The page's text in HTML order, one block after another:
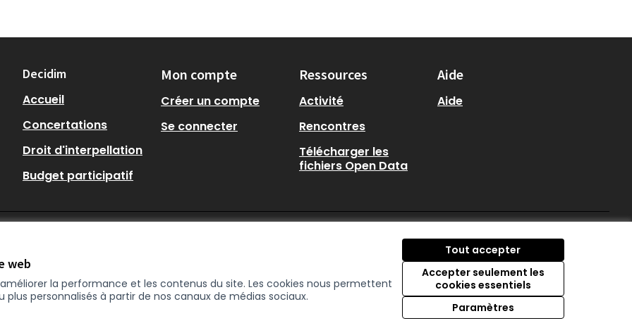
web
la performance et les contenus du site. Les cookies nous permettent
personnalisés à partir de nos canaux de médias sociaux.
Tout accepter
Accepter seulement les
cookies essentiels
Paramètres
Decidim
Accueil
Concertations
Droit d'interpellation
Budget participatif
Mon compte
Créer un compte
Se connecter
Ressources
Activité
Rencontres
Télécharger les
fichiers Open Data
Aide
Aide
(Nouvelle fenêtre)
(Nouvelle fenêtre)
(Nouvelle fenêtre)
Licence Creative
(Nouvelle fenêtre)